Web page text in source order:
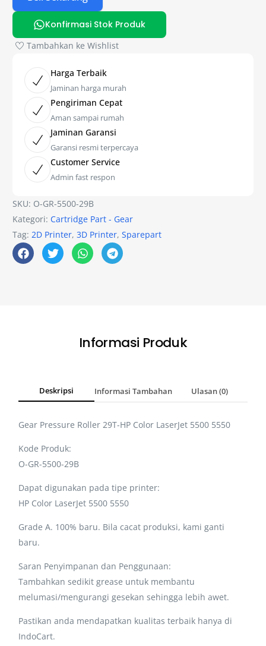
Konfirmasi Stok Produk
Tambahkan ke Wishlist
Harga Terbaik
Jaminan harga murah
Pengiriman Cepat
Aman sampai rumah
Jaminan Garansi
Garansi resmi terpercaya
Customer Service
Admin fast respon
SKU: O-GR-5500-29B
Kategori: Cartridge Part - Gear
Tag:2D Printer,3D Printer,Sparepart
Informasi Produk
Deskripsi Informasi Tambahan Ulasan (0)
Gear Pressure Roller 29T-HP Color LaserJet 5500 5550
Kode Produk:
O-GR-5500-29B
Dapat digunakan pada tipe printer:
HP Color LaserJet 5500 5550
Grade A. 100% baru. Bila cacat produksi, kami ganti
baru.
Saran Penyimpanan dan Penggunaan:
Tambahkan sedikit grease untuk membantu
melumasi/mengurangi gesekan sehingga lebih awet.
Pastikan anda mendapatkan kualitas terbaik hanya di
IndoCart.